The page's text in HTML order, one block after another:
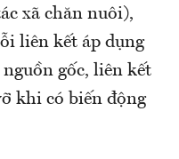
xã chăn nuôi),
liên kết áp dụng
gốc, liên kết
khi có biến động